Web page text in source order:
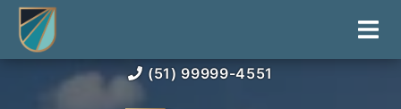
(51) 99999-4551